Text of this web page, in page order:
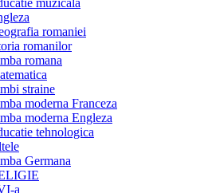
muzicala
romaniei
romanilor
romana
straine
moderna Franceza
moderna Engleza
tehnologica
Germana
a